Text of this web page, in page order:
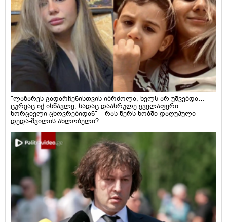
"ლაზარეს გადარჩენისთვის იბრძოლა, ხელს არ უშვებდა…
ცურვაც იქ ისწავლე, სადაც დაასრულე ყველაფერი
ხორციელი ცხოვრებიდან" – რას წერს ხობში დაღუპული
დედა-შვილის ახლობელი?